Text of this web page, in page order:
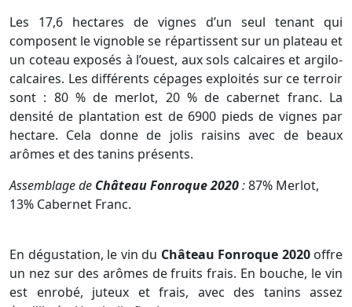
Les 17,6 hectares de vignes d’un seul tenant qui
composent le vignoble se répartissent sur un plateau et
un coteau exposés à l’ouest, aux sols calcaires et argilo-
calcaires. Les différents cépages exploités sur ce terroir
sont : 80 % de merlot, 20 % de cabernet franc. La
densité de plantation est de 6900 pieds de vignes par
hectare. Cela donne de jolis raisins avec de beaux
arômes et des tanins présents.
Assemblage de Château Fonroque 2020:87% Merlot,
13% Cabernet Franc.
En dégustation, le vin du Château Fonroque 2020offre
un nez sur des arômes de fruits frais. En bouche, le vin
est enrobé, juteux et frais, avec des tanins assez